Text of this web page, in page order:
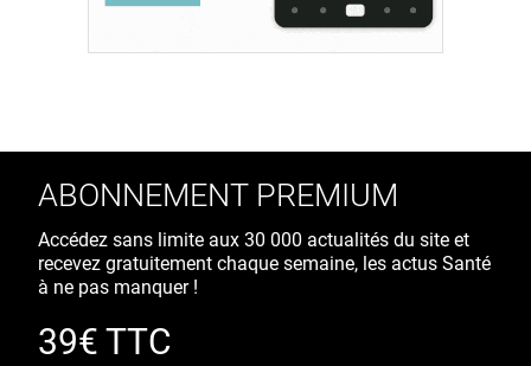
ABONNEMENT PREMIUM
Accédez sans limite aux 30 000 actualités du site et
recevez gratuitement chaque semaine, les actus Santé
à ne pas manquer !
39€ TTC